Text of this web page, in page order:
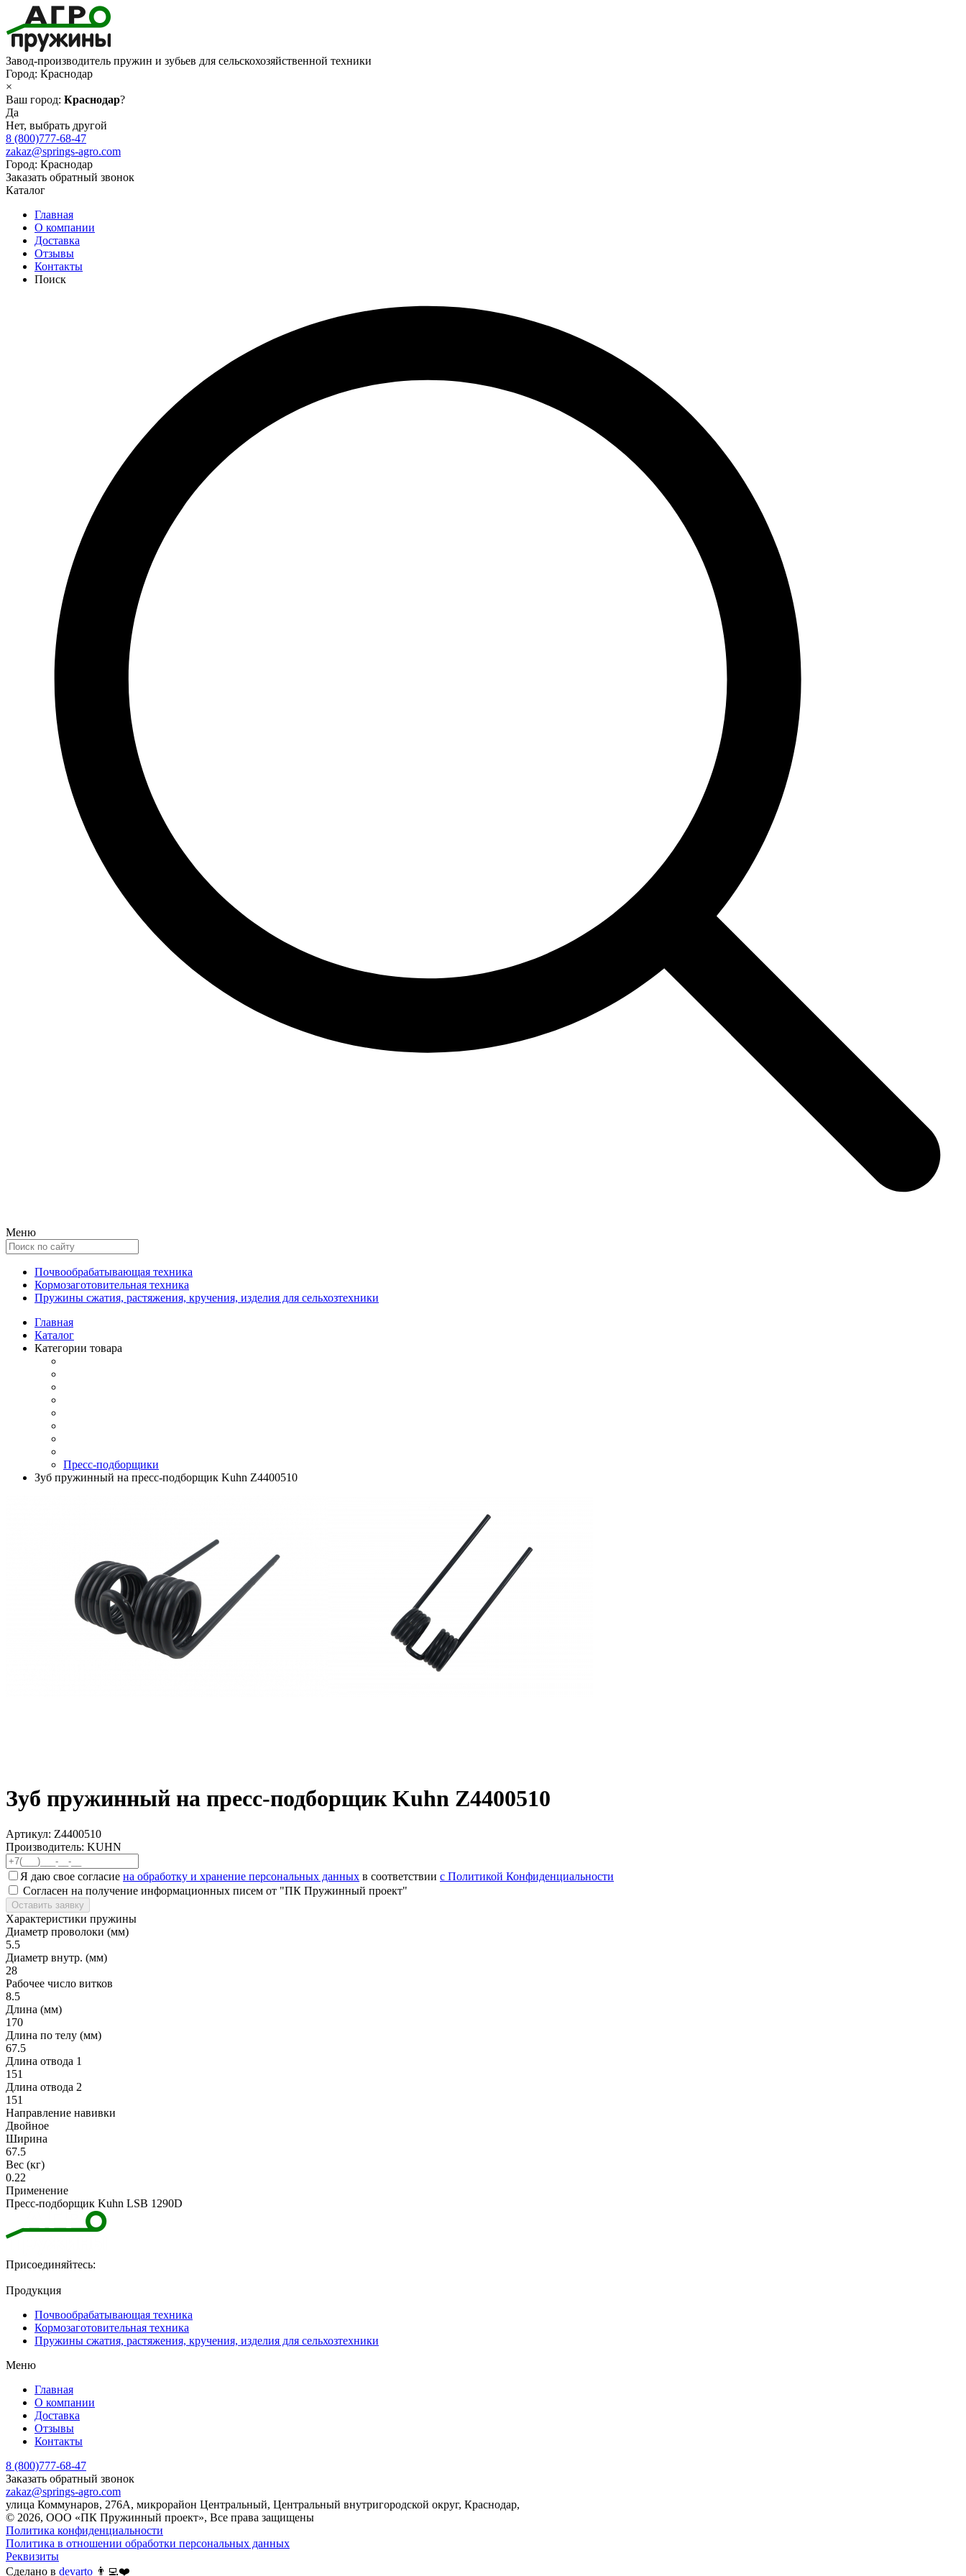
Завод-производитель пружин и зубьев для сельскохозяйственной техники
Город: Краснодар
×
Ваш город: Краснодар?
Да
Нет, выбрать другой
8 (800)777-68-47
zakaz@springs-agro.com
Город: Краснодар
Заказать обратный звонок
Каталог
Главная
О компании
Доставка
Отзывы
Контакты
Поиск
Меню
Почвообрабатывающая техника
Кормозаготовительная техника
Пружины сжатия, растяжения, кручения, изделия для сельхозтехники
Главная
Каталог
Категории товара
Пресс-подборщики
Зуб пружинный на пресс-подборщик Kuhn Z4400510
Зуб пружинный на пресс-подборщик Kuhn Z4400510
Артикул: Z4400510
Производитель: KUHN
Я даю свое согласие на обработку и хранение персональных данных в соответствии с Политикой Конфиденциальности
Согласен на получение информационных писем от "ПК Пружинный проект"
Оставить заявку
Характеристики пружины
Диаметр проволоки (мм)
5.5
Диаметр внутр. (мм)
28
Рабочее число витков
8.5
Длина (мм)
170
Длина по телу (мм)
67.5
Длина отвода 1
151
Длина отвода 2
151
Направление навивки
Двойное
Ширина
67.5
Вес (кг)
0.22
Применение
Пресс-подборщик Kuhn LSB 1290D
Присоединяйтесь:
Продукция
Почвообрабатывающая техника
Кормозаготовительная техника
Пружины сжатия, растяжения, кручения, изделия для сельхозтехники
Меню
Главная
О компании
Доставка
Отзывы
Контакты
8 (800)777-68-47
Заказать обратный звонок
zakaz@springs-agro.com
улица Коммунаров, 276А, микрорайон Центральный, Центральный внутригородской округ, Краснодар,
© 2026, ООО «ПК Пружинный проект», Все права защищены
Политика конфиденциальности
Политика в отношении обработки персональных данных
Реквизиты
Сделано в devarto 👨‍💻❤️